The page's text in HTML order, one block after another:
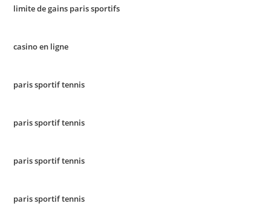
limite de gains paris sportifs
casino en ligne
paris sportif tennis
paris sportif tennis
paris sportif tennis
paris sportif tennis